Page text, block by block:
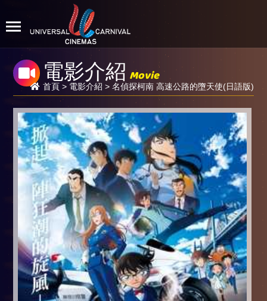
電影介紹 Movie
首頁> 電影介紹 > 名偵探柯南 高速公路的墮天使(日語版)